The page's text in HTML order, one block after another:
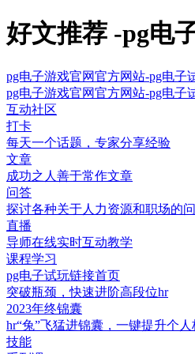
好文推荐 -pg电
pg电子游戏官网官方网站-pg电子
pg电子游戏官网官方网站-pg电子
互动社区
打卡
每天一个话题，专家分享经验
文章
成功之人善于常作文章
问答
探讨各种关于人力资源和职场的
直播
导师在线实时互动教学
课程学习
pg电子试玩链接首页
突破瓶颈，快速进阶高段位hr
2023年终锦囊
hr“兔”飞猛进锦囊，一键提升个人
技能